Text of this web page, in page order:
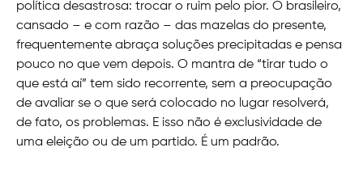
política desastrosa: trocar o ruim pelo pior. O brasileiro,
cansado – e com razão – das mazelas do presente,
frequentemente abraça soluções precipitadas e pensa
pouco no que vem depois. O mantra de “tirar tudo o
que está aí” tem sido recorrente, sem a preocupação
de avaliar se o que será colocado no lugar resolverá,
de fato, os problemas. E isso não é exclusividade de
uma eleição ou de um partido. É um padrão.